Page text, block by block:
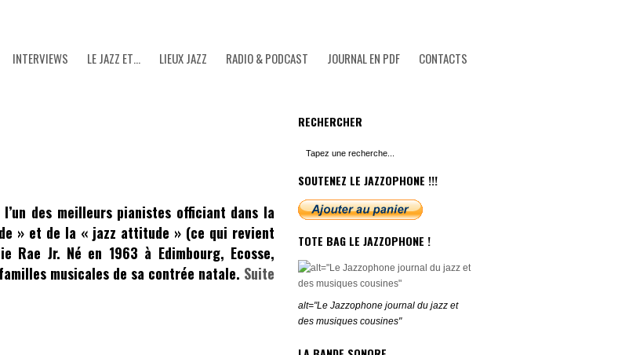
INTERVIEWS LE JAZZ ET… LIEUX JAZZ RADIO & PODCAST JOURNAL EN PDF CONTACTS
des meilleurs pianistes officiant dans la
» et de la « jazz attitude » (ce qui revient
Rae Jr. Né en 1963 à Edimbourg, Ecosse,
musicales de sa contrée natale. Suite
RECHERCHER
SOUTENEZ LE JAZZOPHONE !!!
TOTE BAG LE JAZZOPHONE !
alt="Le Jazzophone journal du jazz et
des musiques cousines"